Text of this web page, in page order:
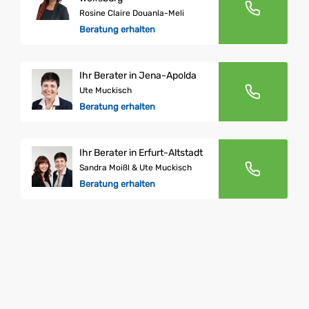
Rosine Claire Douanla-Meli
Beratung erhalten
Ihr Berater in Jena-Apolda
Ute Muckisch
Beratung erhalten
Ihr Berater in Erfurt-Altstadt
Sandra Moißl & Ute Muckisch
Beratung erhalten